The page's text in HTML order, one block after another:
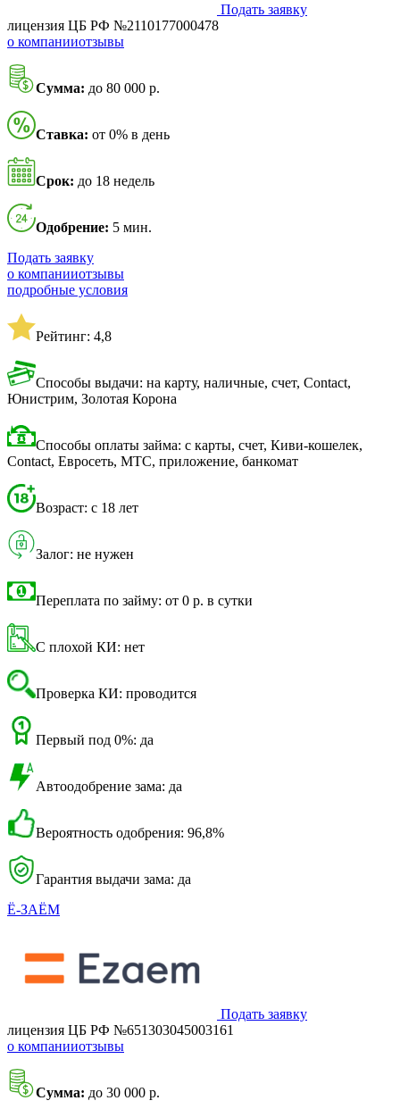
Подать заявку
лицензия ЦБ РФ №2110177000478
о компанииотзывы
Сумма: до 80 000 р.
Ставка: от 0% в день
Срок: до 18 недель
Одобрение: 5 мин.
Подать заявку
о компанииотзывы
подробные условия
Рейтинг: 4,8
Способы выдачи: на карту, наличные, счет, Contact,
Юнистрим, Золотая Корона
Способы оплаты займа: с карты, счет, Киви-кошелек,
Contact, Евросеть, МТС, приложение, банкомат
Возраст: с 18 лет
Залог: не нужен
Переплата по займу: от 0 р. в сутки
С плохой КИ: нет
Проверка КИ: проводится
Первый под 0%: да
Автоодобрение зама: да
Вероятность одобрения: 96,8%
Гарантия выдачи зама: да
Ё-ЗАЁМ
Подать заявку
лицензия ЦБ РФ №651303045003161
о компанииотзывы
Сумма: до 30 000 р.